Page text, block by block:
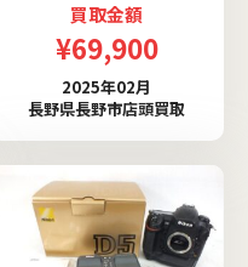
買取金額
¥69,900
2025年02月
長野県長野市店頭買取